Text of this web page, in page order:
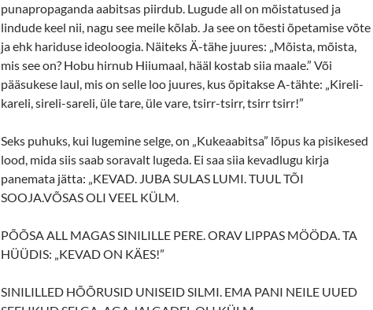
punapropaganda aabitsas piirdub. Lugude all on mõistatused ja
lindude keel nii, nagu see meile kõlab. Ja see on tõesti õpetamise võte
ja ehk hariduse ideoloogia. Näiteks Ä-tähe juures: „Mõista, mõista,
mis see on? Hobu hirnub Hiiumaal, hääl kostab siia maale.” Või
pääsukese laul, mis on selle loo juures, kus õpitakse A-tähte: „Kireli-
kareli, sireli-sareli, üle tare, üle vare, tsirr-tsirr, tsirr tsirr!”
Seks puhuks, kui lugemine selge, on „Kukeaabitsa” lõpus ka pisikesed
lood, mida siis saab soravalt lugeda. Ei saa siia kevadlugu kirja
panemata jätta: „KEVAD. JUBA SULAS LUMI. TUUL TÕI
SOOJA.VÕSAS OLI VEEL KÜLM.
PÕÕSA ALL MAGAS SINILILLE PERE. ORAV LIPPAS MÖÖDA. TA
HÜÜDIS: „KEVAD ON KÄES!”
SINILILLED HÕÕRUSID UNISEID SILMI. EMA PANI NEILE UUED